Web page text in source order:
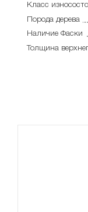
Класс
Порода дерева
Наличие Фаски
Толщина